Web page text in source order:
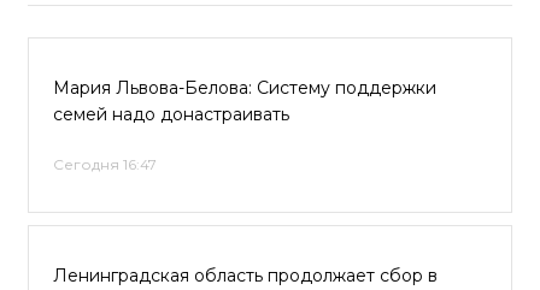
Мария Львова-Белова: Систему поддержки
семей надо донастраивать
Сегодня 16:47
Ленинградская область продолжает сбор в